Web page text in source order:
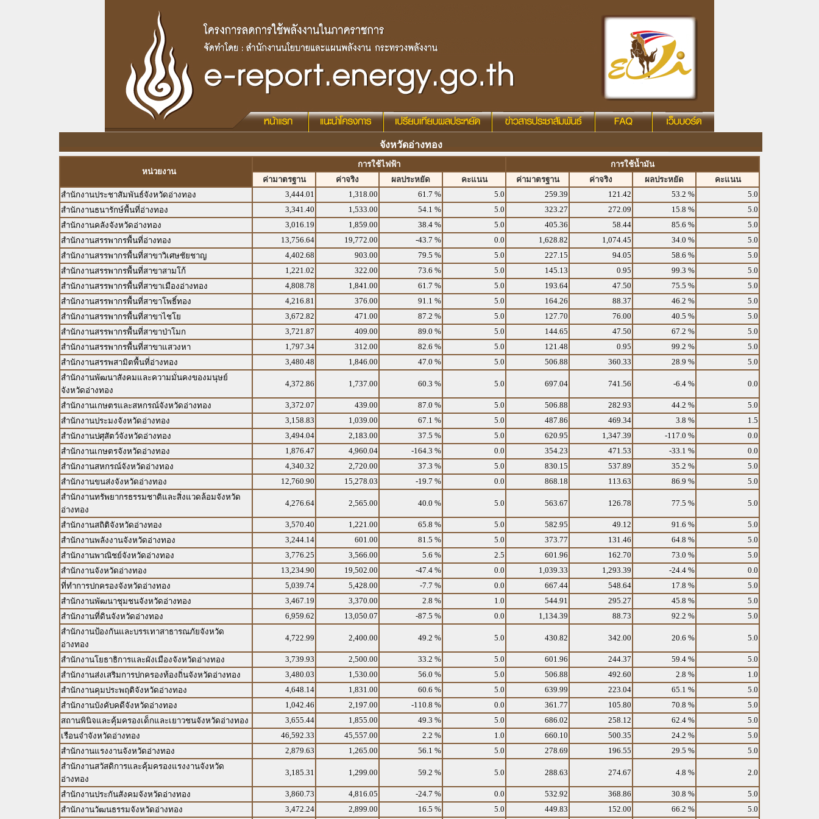
จังหวัดอ่างทอง
หน่วยงาน
การใช้ไฟฟ้า
การใช้น้ำมัน
ค่ามาตรฐาน
ค่าจริง ผลประหยัด คะแนน ค่ามาตรฐาน ค่าจริง ผลประหยัด
คะแนน
สำนักงานประชาสัมพันธ์จังหวัดอ่างทอง
3,444.01 1,318.00 61.7 % 5.0 259.39 121.42 53.2 %
5.0
สำนักงานธนารักษ์พื้นที่อ่างทอง
3,341.40 1,533.00 54.1 % 5.0 323.27 272.09 15.8 %
5.0
สำนักงานคลังจังหวัดอ่างทอง
3,016.19 1,859.00 38.4 % 5.0 405.36 58.44 85.6 %
5.0
สำนักงานสรรพากรพื้นที่อ่างทอง
13,756.64 19,772.00 -43.7 % 0.0 1,628.82 1,074.45 34.0 %
5.0
สำนักงานสรรพากรพื้นที่สาขาวิเศษชัยชาญ
4,402.68 903.00 79.5 % 5.0 227.15 94.05 58.6 %
5.0
สำนักงานสรรพากรพื้นที่สาขาสามโก้
1,221.02 322.00 73.6 % 5.0 145.13 0.95 99.3 %
5.0
สำนักงานสรรพากรพื้นที่สาขาเมืองอ่างทอง
4,808.78 1,841.00 61.7 % 5.0 193.64 47.50 75.5 %
5.0
สำนักงานสรรพากรพื้นที่สาขาโพธิ์ทอง
4,216.81 376.00 91.1 % 5.0 164.26 88.37 46.2 %
5.0
สำนักงานสรรพากรพื้นที่สาขาไชโย
3,672.82 471.00 87.2 % 5.0 127.70 76.00 40.5 %
5.0
สำนักงานสรรพากรพื้นที่สาขาป่าโมก
3,721.87 409.00 89.0 % 5.0 144.65 47.50 67.2 %
5.0
สำนักงานสรรพากรพื้นที่สาขาแสวงหา
1,797.34 312.00 82.6 % 5.0 121.48 0.95 99.2 %
5.0
สำนักงานสรรพสามิตพื้นที่อ่างทอง
3,480.48 1,846.00 47.0 % 5.0 506.88 360.33 28.9 %
5.0
สำนักงานพัฒนาสังคมและความมั่นคงของมนุษย์
จังหวัดอ่างทอง
4,372.86 1,737.00 60.3 % 5.0 697.04 741.56 -6.4 % 0.0
สำนักงานเกษตรและสหกรณ์จังหวัดอ่างทอง 3,372.07 439.00 87.0 % 5.0 506.88 282.93 44.2 %
5.0
สำนักงานประมงจังหวัดอ่างทอง
3,158.83 1,039.00 67.1 % 5.0 487.86 469.34 3.8 %
1.5
สำนักงานปศุสัตว์จังหวัดอ่างทอง
3,494.04 2,183.00 37.5 % 5.0 620.95 1,347.39 -117.0 %
0.0
สำนักงานเกษตรจังหวัดอ่างทอง
1,876.47 4,960.04 -164.3 % 0.0 354.23 471.53 -33.1 %
0.0
สำนักงานสหกรณ์จังหวัดอ่างทอง
4,340.32 2,720.00 37.3 % 5.0 830.15 537.89 35.2 %
5.0
สำนักงานขนส่งจังหวัดอ่างทอง
12,760.90 15,278.03 -19.7 % 0.0 868.18 113.63 86.9 %
5.0
สำนักงานทรัพยากรธรรมชาติและสิ่งแวดล้อมจังหวัด
อ่างทอง
4,276.64 2,565.00 40.0 % 5.0 563.67 126.78 77.5 % 5.0
สำนักงานสถิติจังหวัดอ่างทอง 3,570.40 1,221.00 65.8 % 5.0 582.95 49.12 91.6 %
5.0
สำนักงานพลังงานจังหวัดอ่างทอง
3,244.14 601.00 81.5 % 5.0 373.77 131.46 64.8 %
5.0
สำนักงานพาณิชย์จังหวัดอ่างทอง
3,776.25 3,566.00 5.6 % 2.5 601.96 162.70 73.0 %
5.0
สำนักงานจังหวัดอ่างทอง
13,234.90 19,502.00 -47.4 % 0.0 1,039.33 1,293.39 -24.4 %
0.0
ที่ทำการปกครองจังหวัดอ่างทอง
5,039.74 5,428.00 -7.7 % 0.0 667.44 548.64 17.8 %
5.0
สำนักงานพัฒนาชุมชนจังหวัดอ่างทอง
3,467.19 3,370.00 2.8 % 1.0 544.91 295.27 45.8 %
5.0
สำนักงานที่ดินจังหวัดอ่างทอง
6,959.62 13,050.07 -87.5 % 0.0 1,134.39 88.73 92.2 %
5.0
สำนักงานป้องกันและบรรเทาสาธารณภัยจังหวัด
อ่างทอง
4,722.99 2,400.00 49.2 % 5.0 430.82 342.00 20.6 % 5.0
สำนักงานโยธาธิการและผังเมืองจังหวัดอ่างทอง 3,739.93 2,500.00 33.2 % 5.0 601.96 244.37 59.4 %
5.0
สำนักงานส่งเสริมการปกครองท้องถิ่นจังหวัดอ่างทอง
3,480.03 1,530.00 56.0 % 5.0 506.88 492.60 2.8 %
1.0
สำนักงานคุมประพฤติจังหวัดอ่างทอง
4,648.14 1,831.00 60.6 % 5.0 639.99 223.04 65.1 %
5.0
สำนักงานบังคับคดีจังหวัดอ่างทอง
1,042.46 2,197.00 -110.8 % 0.0 361.77 105.80 70.8 %
5.0
สถานพินิจและคุ้มครองเด็กและเยาวชนจังหวัดอ่างทอง
3,655.44 1,855.00 49.3 % 5.0 686.02 258.12 62.4 %
5.0
เรือนจำจังหวัดอ่างทอง
46,592.33 45,557.00 2.2 % 1.0 660.10 500.35 24.2 %
5.0
สำนักงานแรงงานจังหวัดอ่างทอง
2,879.63 1,265.00 56.1 % 5.0 278.69 196.55 29.5 %
5.0
สำนักงานสวัสดิการและคุ้มครองแรงงานจังหวัด
อ่างทอง
3,185.31 1,299.00 59.2 % 5.0 288.63 274.67 4.8 % 2.0
สำนักงานประกันสังคมจังหวัดอ่างทอง 3,860.73 4,816.05 -24.7 % 0.0 532.92 368.86 30.8 %
5.0
สำนักงานวัฒนธรรมจังหวัดอ่างทอง
3,472.24 2,899.00 16.5 % 5.0 449.83 152.00 66.2 % 5.0